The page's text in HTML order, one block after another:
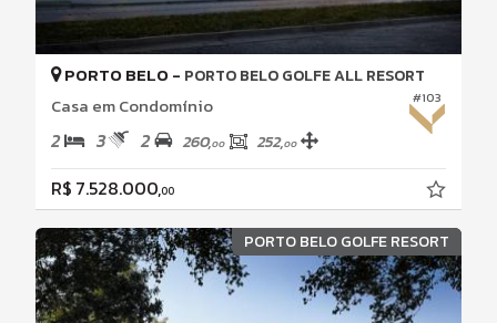
#103
PORTO BELO - PORTO BELO GOLFE ALL RESORT
Casa em Condomínio
2 3 2 260,00 252,00
R$ 7.528.000,00
PORTO BELO GOLFE RESORT